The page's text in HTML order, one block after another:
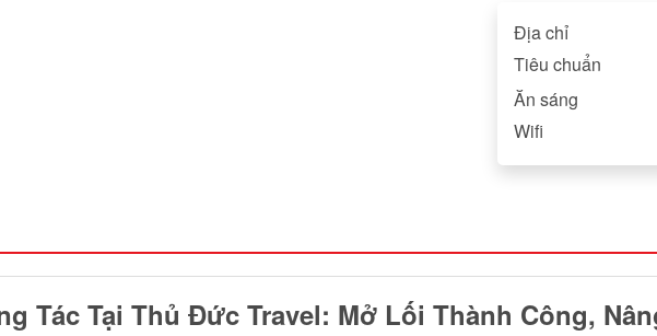
Địa chỉ
Tiêu chuẩn
Ăn sáng
Wifi
Tác Tại Thủ Đức Travel: Mở Lối Thành Công,